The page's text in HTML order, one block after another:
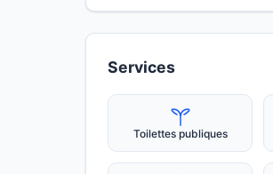
Services
Toilettes publiques